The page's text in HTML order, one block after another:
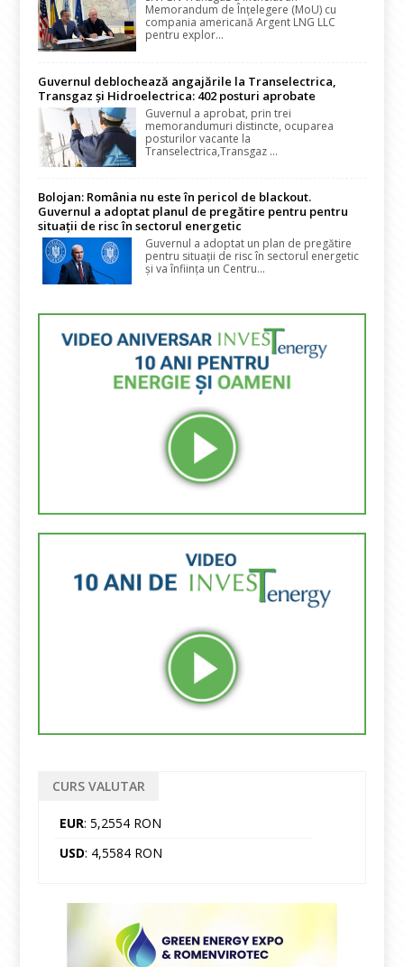
Memorandum de Înțelegere (MoU) cu
compania americană Argent LNG LLC
pentru explor...
Guvernul deblochează angajările la Transelectrica,
Transgaz și Hidroelectrica: 402 posturi aprobate
Guvernul a aprobat, prin trei
memorandumuri distincte, ocuparea
posturilor vacante la
Transelectrica,Transgaz ...
Bolojan: România nu este în pericol de blackout.
Guvernul a adoptat planul de pregătire pentru pentru
situații de risc în sectorul energetic
Guvernul a adoptat un plan de pregătire
pentru situații de risc în sectorul energetic
și va înființa un Centru...
CURS VALUTAR
EUR: 5,2554 RON
USD: 4,5584 RON